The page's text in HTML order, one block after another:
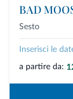
BAD
Sesto
Inserisci le
a partire da: